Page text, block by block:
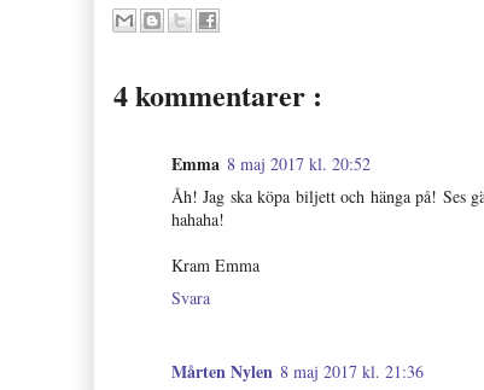
4 kommentarer :
Emma 8 maj 2017 kl. 20:52
Åh! Jag ska köpa biljett och hänga på! Ses
hahaha!
Kram Emma
Svara
Mårten Nylen 8 maj 2017 kl. 21:36